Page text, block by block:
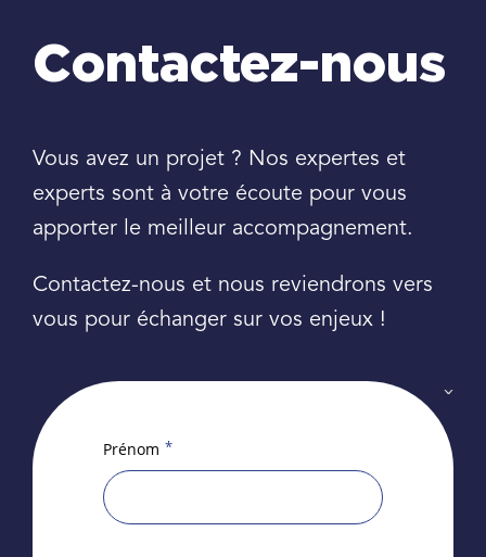
Contactez-nous
Vous avez un projet ? Nos expertes et
experts sont à votre écoute pour vous
apporter le meilleur accompagnement.
Contactez-nous et nous reviendrons vers
vous pour échanger sur vos enjeux !
Prénom *